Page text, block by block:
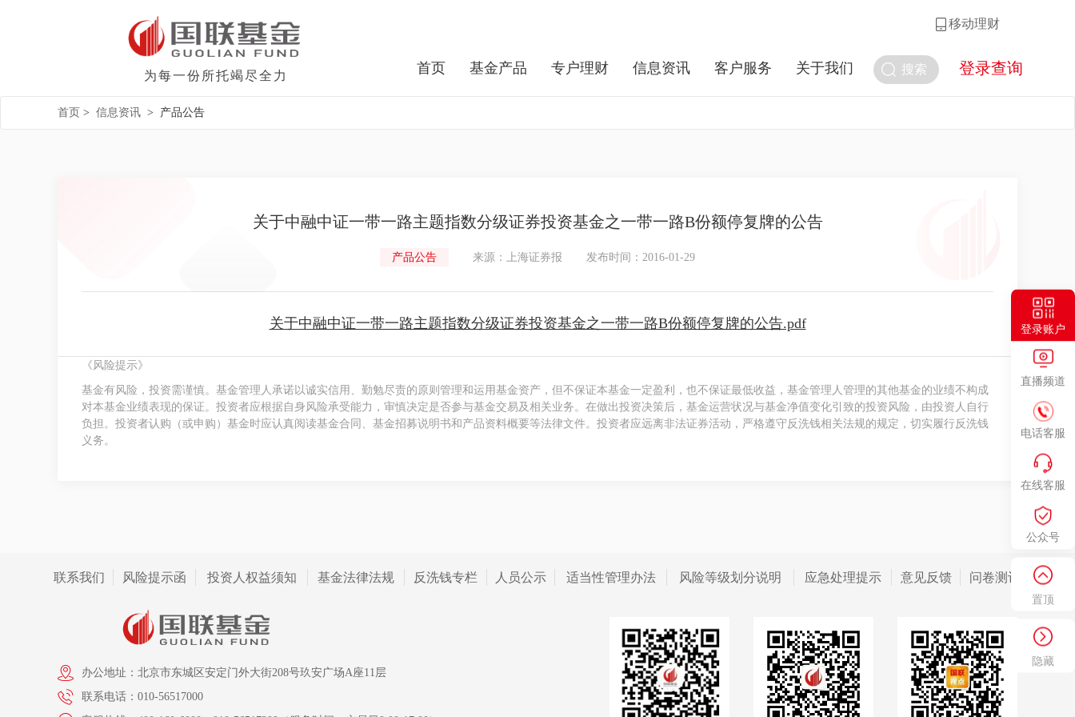
登录账户
直播频道
电话客服
在线客服
公众号
置顶
隐藏
移动理财
为每一份所托竭尽全力 搜索 登录查询
首页 基金产品 专户理财 信息资讯 客户服务 关于我们
首页 > 信息资讯 > 产品公告
关于中融中证一带一路主题指数分级证券投资基金之一带一路B份额停复牌的公告
产品公告 来源：上海证券报 发布时间：2016-01-29
关于中融中证一带一路主题指数分级证券投资基金之一带一路B份额停复牌的公告.pdf
《风险提示》
基金有风险，投资需谨慎。基金管理人承诺以诚实信用、勤勉尽责的原则管理和运用基金资产，但不保证本基金一定盈利，也不保证最低收益，基金管理人管理的其他基金的业绩不构成
对本基金业绩表现的保证。投资者应根据自身风险承受能力，审慎决定是否参与基金交易及相关业务。在做出投资决策后，基金运营状况与基金净值变化引致的投资风险，由投资人自行
负担。投资者认购（或申购）基金时应认真阅读基金合同、基金招募说明书和产品资料概要等法律文件。投资者应远离非法证券活动，严格遵守反洗钱相关法规的规定，切实履行反洗钱
义务。
联系我们 风险提示函 投资人权益须知 基金法律法规 反洗钱专栏 人员公示 适当性管理办法 风险等级划分说明 应急处理提示 意见反馈 问卷测评
办公地址：北京市东城区安定门外大街208号玖安广场A座11层
联系电话：010-56517000